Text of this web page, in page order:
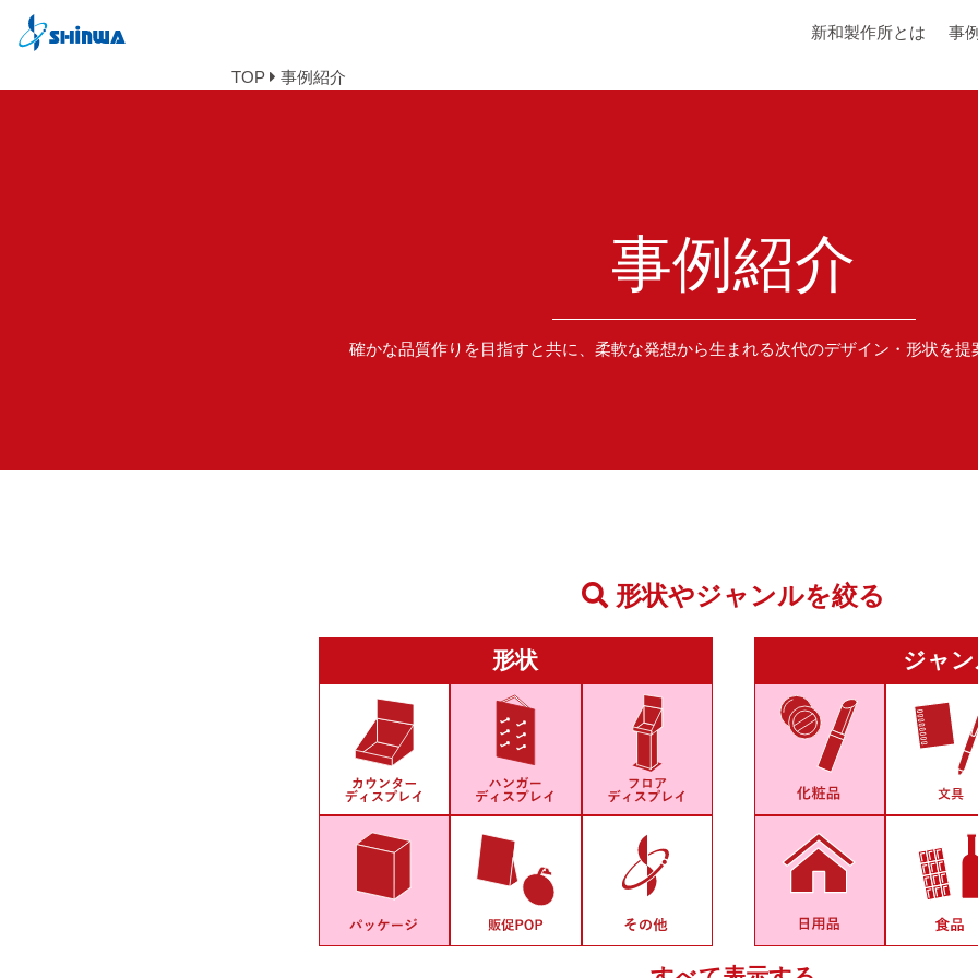
新和製作所とは 事
TOP 事例紹介
事例紹介
確かな品質作りを目指すと共に、柔軟な発想から生まれる次代のデザイン・形状を提
形状やジャンルを絞る
形状 ジャ